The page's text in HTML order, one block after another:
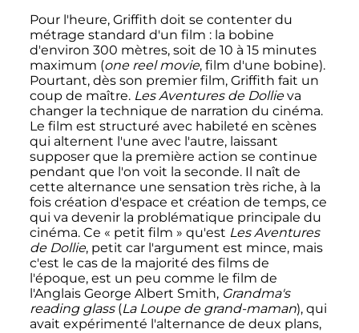
Pour l'heure, Griffith doit se contenter du
métrage standard d'un film : la bobine
d'environ 300 mètres, soit de 10 à 15 minutes
maximum (one reel movie, film d'une bobine).
Pourtant, dès son premier film, Griffith fait un
coup de maître. Les Aventures de Dollieva
changer la technique de narration du cinéma.
Le film est structuré avec habileté en scènes
qui alternent l'une avec l'autre, laissant
supposer que la première action se continue
pendant que l'on voit la seconde. Il naît de
cette alternance une sensation très riche, à la
fois création d'espace et création de temps, ce
qui va devenir la problématique principale du
cinéma. Ce « petit film » qu'est Les Aventures
de Dollie, petit car l'argument est mince, mais
c'est le cas de la majorité des films de
l'époque, est un peu comme le film de
l'Anglais George Albert Smith, Grandma's
reading glass(La Loupe de grand-maman), qui
avait expérimenté l'alternance de deux plans,